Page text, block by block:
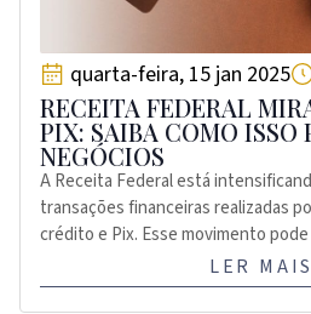
quarta-feira, 15 jan 2025
RECEITA FEDERAL
PIX: SAIBA COMO ISSO
NEGÓCIOS
A Receita Federal está
transações financeiras realizadas
crédito e Pix. Esse movimento
LER MAIS